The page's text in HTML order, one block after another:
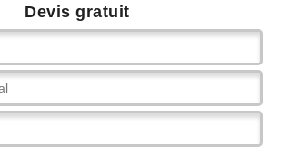
Devis gratuit